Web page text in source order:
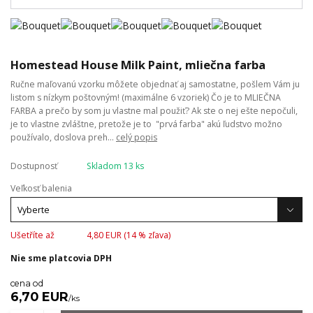
Homestead House Milk Paint, mliečna farba
Ručne maľovanú vzorku môžete objednať aj samostatne, pošlem Vám ju
listom s nízkym poštovným! (maximálne 6 vzoriek) Čo je to MLIEČNA
FARBA a prečo by som ju vlastne mal použiť? Ak ste o nej ešte nepočuli,
je to vlastne zvláštne, pretože je to "prvá farba" akú ľudstvo možno
používalo, doslova preh... celý popis
Dostupnosť
Skladom 13 ks
Veľkosť balenia
Ušetříte až 4,80 EUR (14% zľava)
Nie sme platcovia DPH
cena od
6,70 EUR/ks